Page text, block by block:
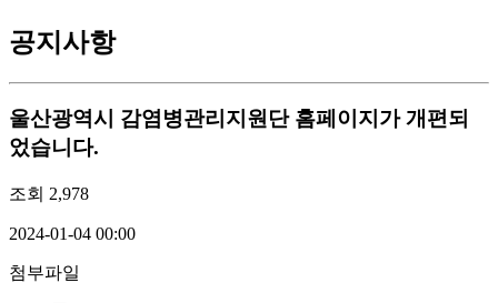
공지사항
울산광역시 감염병관리지원단 홈페이지가 개편되
었습니다.
조회 2,978
2024-01-04 00:00
첨부파일